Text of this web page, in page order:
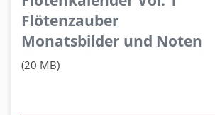
Flötenzauber
Monatsbilder und Noten
(20 MB)